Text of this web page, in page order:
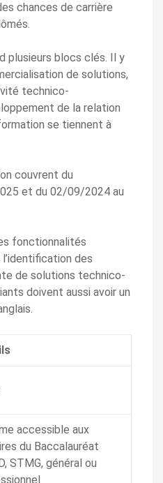
chances de carrière
plusieurs blocs clés. Il y
de solutions,
technico-
de la relation
se tiennent à
couvrent du
et du 02/09/2024 au
fonctionnalités
des
de solutions technico-
doivent aussi avoir un
accessible aux
du Baccalauréat
STMG, général ou